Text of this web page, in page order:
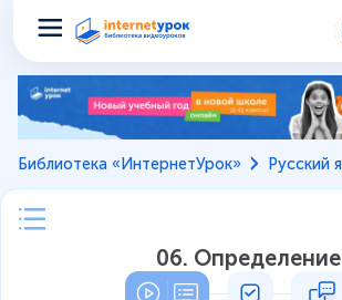
Библиотека «ИнтернетУрок» Русский
06. Определение